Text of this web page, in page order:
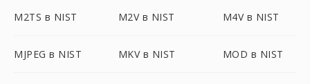
M2TS в NIST M2V в NIST M4V в NIST
MJPEG в NIST MKV в NIST MOD в NIST